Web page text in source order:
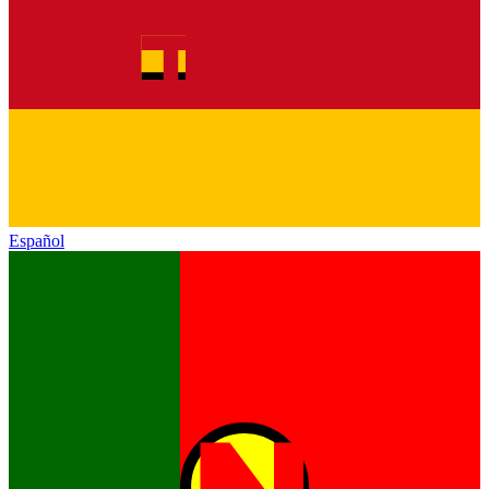
Español